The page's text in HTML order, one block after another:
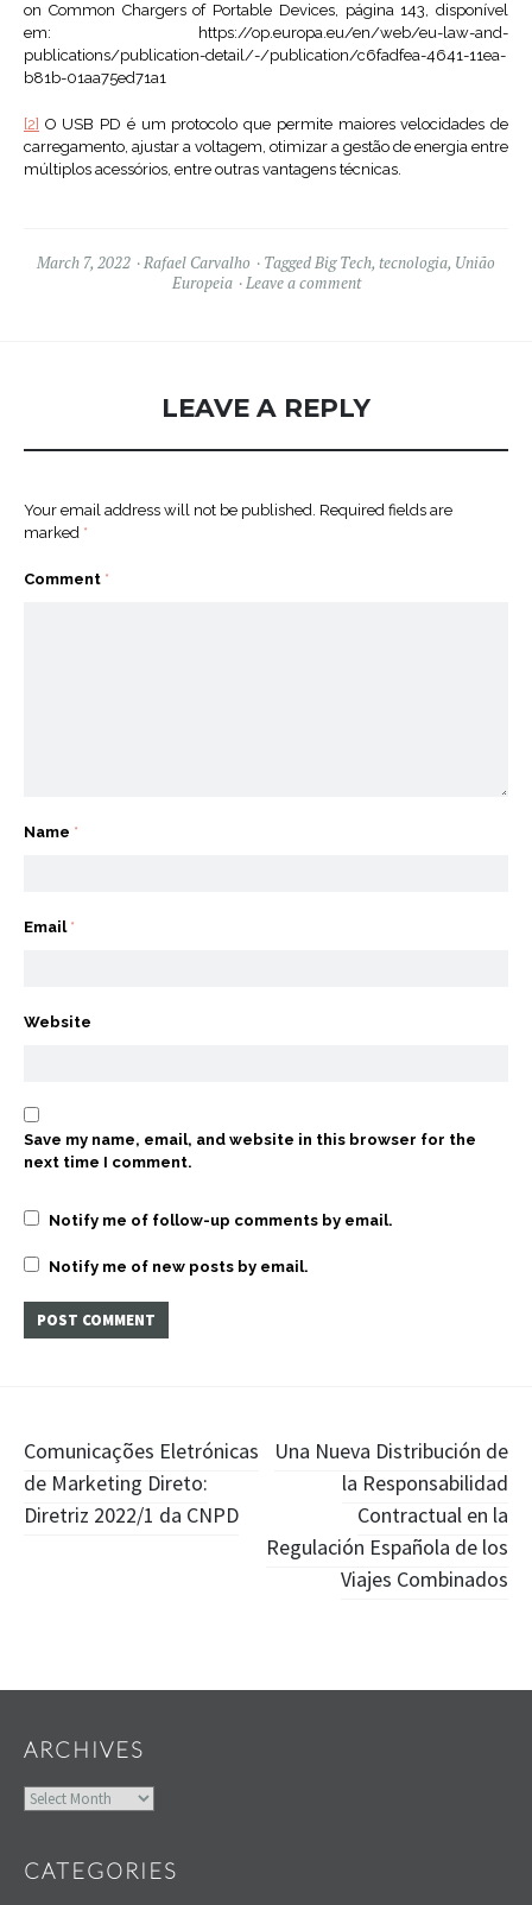
on Common Chargers of Portable Devices, página 143, disponível
em: https://op.europa.eu/en/web/eu-law-and-
publications/publication-detail/-/publication/c6fadfea-4641-11ea-
b81b-01aa75ed71a1
[2] O USB PD é um protocolo que permite maiores velocidades de
carregamento, ajustar a voltagem, otimizar a gestão de energia entre
múltiplos acessórios, entre outras vantagens técnicas.
March 7, 2022 Rafael Carvalho TaggedBig Tech, tecnologia, União
Europeia
Leave a comment
LEAVE A REPLY
Your email address will not be published. Required fields are
marked *
Comment *
Name *
Email *
Website
Save my name, email, and website in this browser for the
next time I comment.
Notify me of follow-up comments by email.
Notify me of new posts by email.
Post
navigation
Comunicações Eletrónicas
de Marketing Direto:
Diretriz 2022/1 da CNPD
Una Nueva Distribución de
la Responsabilidad
Contractual en la
Regulación Española de los
Viajes Combinados
ARCHIVES
Archives
CATEGORIES